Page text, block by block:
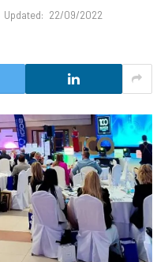
Updated: 22/09/2022